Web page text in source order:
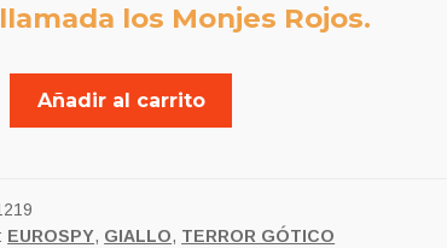
los Monjes Rojos.
Añadir al carrito
EUROSPY, GIALLO, TERROR GÓTICO